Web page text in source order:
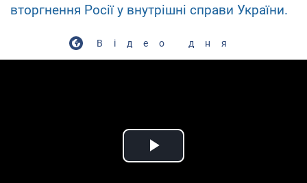
вторгнення Росії у внутрішні справи України.
Відео дня
Play Video